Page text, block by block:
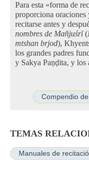
Para esta «forma de
proporciona oraciones
recitarse antes y
nombres de Mañjuśrī(
mtshan brjod),
los grandes padres
y Sakya Paṇḍita, y los
Compendio
TEMAS
Manuales de